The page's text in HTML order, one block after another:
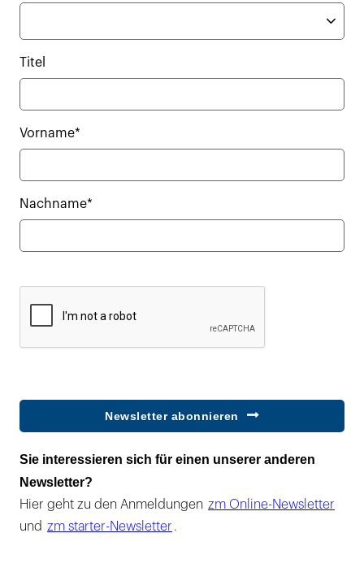
Titel
Vorname*
Nachname*
Newsletter abonnieren
Sie interessieren sich für einen unserer anderen
Newsletter?
Hier geht zu den Anmeldungen zm Online-Newsletter
und zm starter-Newsletter .